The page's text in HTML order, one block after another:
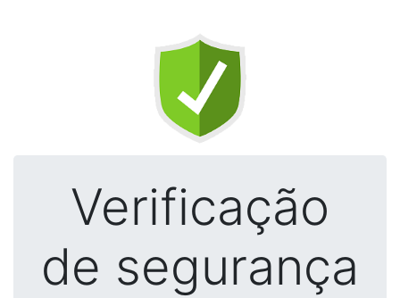
Verificação
de segurança